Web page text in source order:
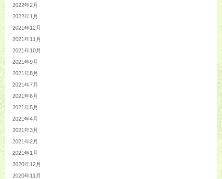
2022年2月
2022年1月
2021年12月
2021年11月
2021年10月
2021年9月
2021年8月
2021年7月
2021年6月
2021年5月
2021年4月
2021年3月
2021年2月
2021年1月
2020年12月
2020年11月